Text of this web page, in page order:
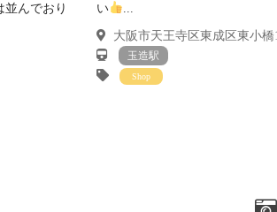
ないです。
並んでおり
い
大阪市天王寺区東成区東小橋
玉造駅
Shop